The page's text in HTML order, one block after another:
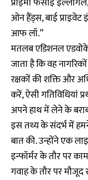
ओन हैंड्स, बाई प्राइवेट
आफ लॉ.”
मतलब एडिशनल
जाता है कि वह
रक्षकों की शक्ति और
करें, ऐसी गतिविधियां
अपने हाथ में लेने के
इस तथ्य के संदर्भ में
बात की. उन्होंने एक
इन्फॉर्मर के तौर पर
गवाह के तौर पर मौजूद